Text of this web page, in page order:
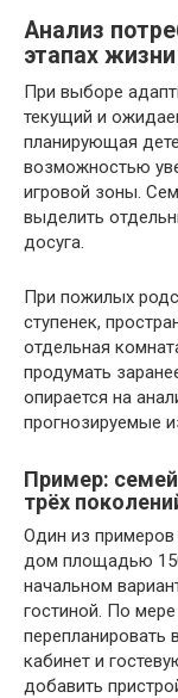
Анализ
этапах жизни
При выборе
текущий и
планирующая
возможностью
игровой зоны.
выделить
досуга.
При пожилых
ступенек,
отдельная
продумать
опирается на
прогнозируемые
Пример:
трёх
Один из
дом площадью
начальном
гостиной. По
перепланировать
кабинет и
добавить